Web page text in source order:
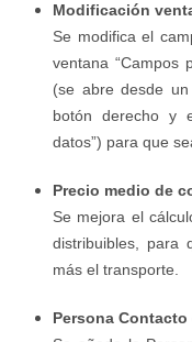
Modificación
Se modifica el
ventana “Campos
(se abre desde
botón derecho y
datos”) para que
Precio medio de
Se mejora el
distribuibles, para
más el transporte.
Persona